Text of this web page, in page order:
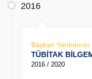
2016
Başkan Yardımcısı
TÜBİTAK
2016 / 2020